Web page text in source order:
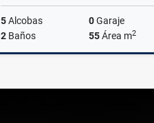
5Alcobas 0Garaje
2 Baños 55Área m2
$140.000.000